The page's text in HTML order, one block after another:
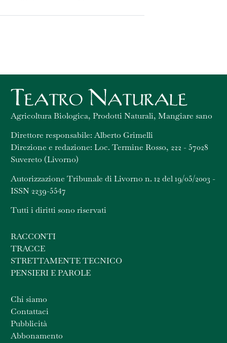
Agricoltura Biologica, Prodotti Naturali, Mangiare sano
Direttore responsabile: Alberto Grimelli
Direzione e redazione: Loc. Termine Rosso, 222 - 57028
Suvereto (Livorno)
Autorizzazione Tribunale di Livorno n. 12 del 19/05/2003 -
ISSN 2239-5547
Tutti i diritti sono riservati
RACCONTI
TRACCE
STRETTAMENTE TECNICO
PENSIERI E PAROLE
Chi siamo
Contattaci
Pubblicità
Abbonamento